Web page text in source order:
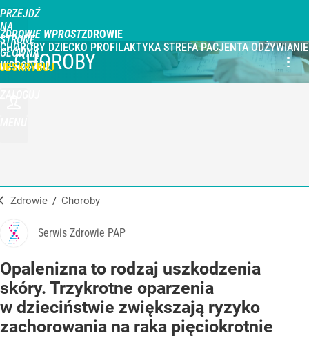
PRZEJDŹ
NA
STRONĘ
GŁÓWNĄ
WPROST.PL
ZDROWIE WPROST
CHOROBY DZIECKO PROFILAKTYKA STREFA PACJENTA ODŻYWIANIE
CHOROBY
Zdrowie / Choroby
Serwis Zdrowie PAP
Opalenizna to rodzaj uszkodzenia
skóry. Trzykrotne oparzenia
w dzieciństwie zwiększają ryzyko
zachorowania na raka pięciokrotnie